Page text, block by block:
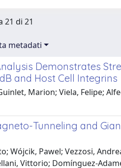
21 di 21
metadati
Demonstrates
and Host Cell Integrins
Marion; Viela, Felipe;
Tunneling and
Wójcik, Pawel; Vezzosi,
Vittorio; Domínguez-